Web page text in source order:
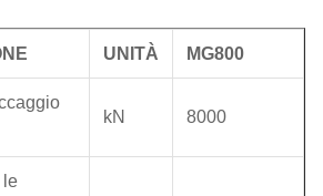
UNITÀ MG800
kN 8000
le